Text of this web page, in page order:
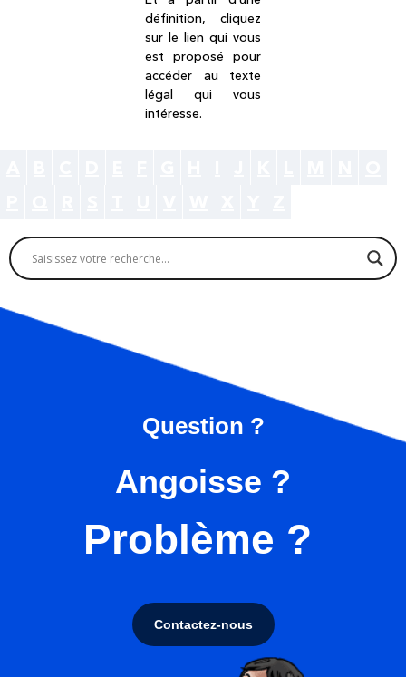
définition, cliquez
sur le lien qui vous
est proposé pour
accéder au texte
légal qui vous
intéresse.
Question ?
Angoisse ?
Problème ?
Contactez-nous